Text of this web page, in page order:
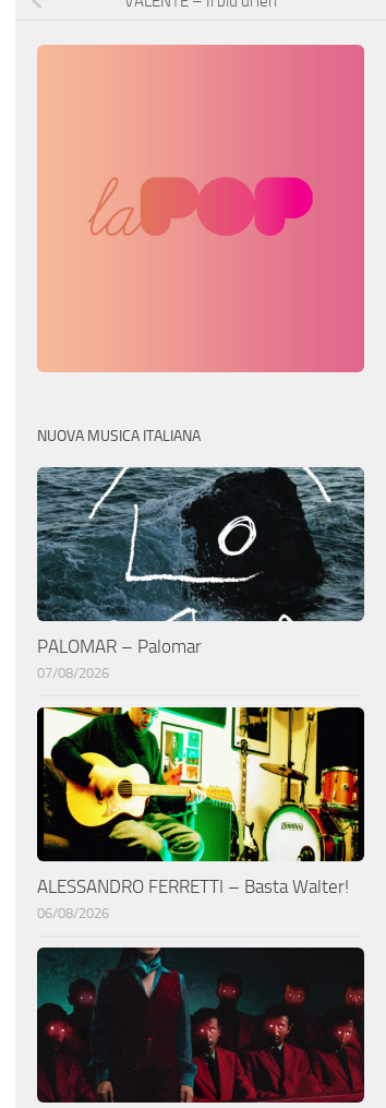
NUOVA MUSICA ITALIANA
PALOMAR – Palomar
07/08/2026
ALESSANDRO FERRETTI – Basta Walter!
06/08/2026